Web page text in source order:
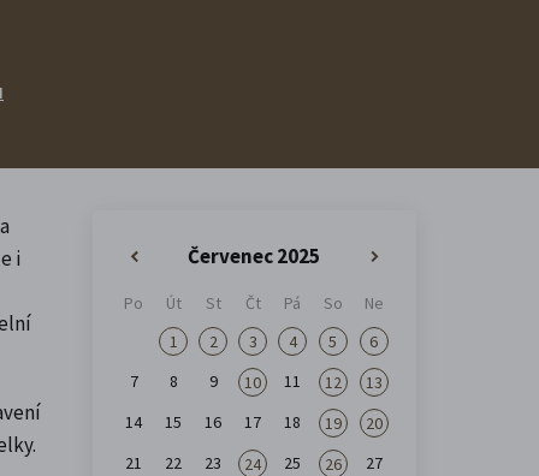
i
Červenec 2025
»
Po Út St Čt Pá So
Ne
1
2 3 4 5
6
7
8 9 10 11 12
13
14
15 16 17 18 19
20
21
22 23 24 25 26
27